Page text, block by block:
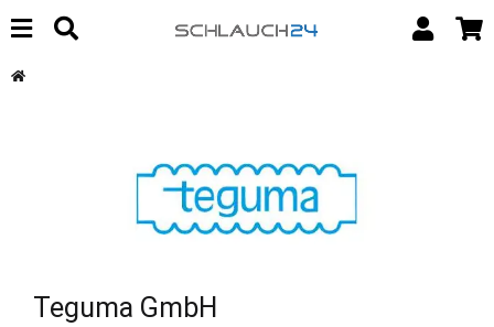
Teguma GmbH